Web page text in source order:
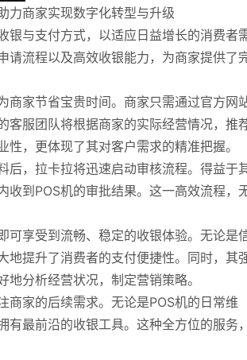
力商家实现数字化转型与升级
银与支付方式，以适应日益增长的消费者
请流程以及高效收银能力，为商家提供了
商家节省宝贵时间。商家只需通过官方网
客服团队将根据商家的实际经营情况，推
，更体现了其对客户需求的精准把握。
后，拉卡拉将迅速启动审核流程。得益于
收到POS机的审批结果。这一高效流程，
可享受到流畅、稳定的收银体验。无论是
地提升了消费者的支付便捷性。同时，其
分析经营状况，制定营销策略。
商家的后续需求。无论是POS机的日常维
最前沿的收银工具。这种全方位的服务，